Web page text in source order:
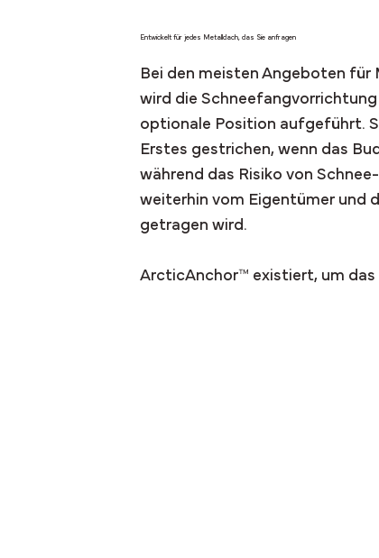
Entwickelt für jedes Metalldach, das Sie anfragen
Bei den meisten Angeboten für
wird die
optionale Position aufgeführt.
Erstes gestrichen, wenn das
während das Risiko von
weiterhin vom Eigentümer und
getragen wird.
ArcticAnchor™ existiert, um das